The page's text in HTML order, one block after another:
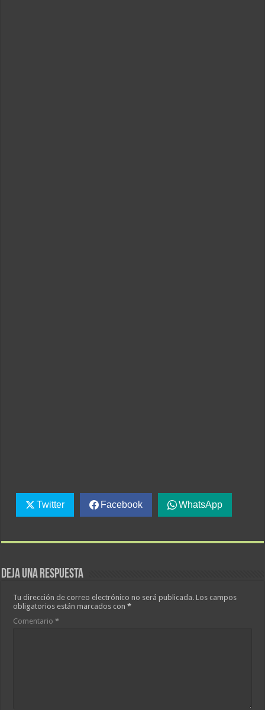
Twitter Facebook WhatsApp
Deja una respuesta
Tu dirección de correo electrónico no será publicada. Los campos
obligatorios están marcados con*
Comentario*